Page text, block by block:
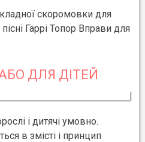
скоромовки для
Гаррі Топор Вправи для
ДЛЯ ДІТЕЙ
і дитячі умовно.
в змісті і принцип